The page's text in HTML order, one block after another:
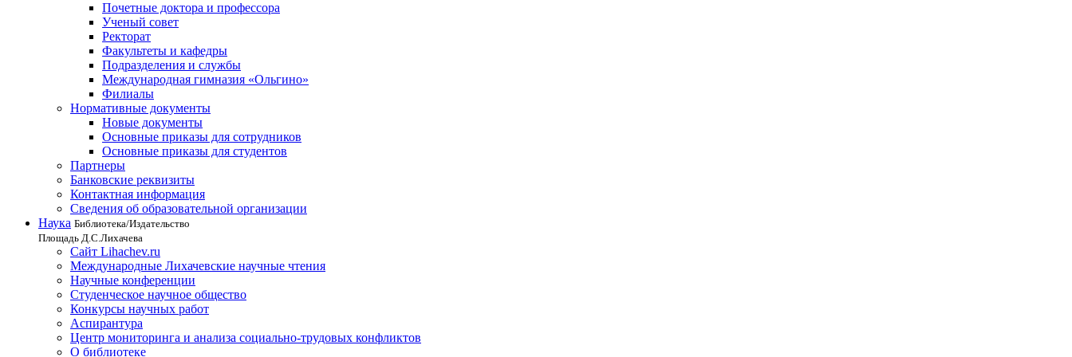
Почетные доктора и профессора
Ученый совет
Ректорат
Факультеты и кафедры
Подразделения и службы
Международная гимназия «Ольгино»
Филиалы
Нормативные документы
Новые документы
Основные приказы для сотрудников
Основные приказы для студентов
Партнеры
Банковские реквизиты
Контактная информация
Сведения об образовательной организации
Наука Библиотека/Издательство
Площадь Д.С.Лихачева
Сайт Lihachev.ru
Международные Лихачевские научные чтения
Научные конференции
Студенческое научное общество
Конкурсы научных работ
Аспирантура
Центр мониторинга и анализа социально-трудовых конфликтов
О библиотеке